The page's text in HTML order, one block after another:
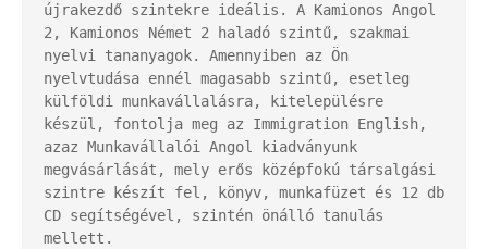
újrakezdő szintekre ideális. A Kamionos Angol
2, Kamionos Német 2 haladó szintű, szakmai
nyelvi tananyagok. Amennyiben az Ön
nyelvtudása ennél magasabb szintű, esetleg
külföldi munkavállalásra, kitelepülésre
készül, fontolja meg az Immigration English,
azaz Munkavállalói Angol kiadványunk
megvásárlását, mely erős középfokú társalgási
szintre készít fel, könyv, munkafüzet és 12 db
CD segítségével, szintén önálló tanulás
mellett.